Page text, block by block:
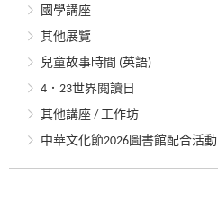
國學講座
其他展覽
兒童故事時間 (英語)
4．23世界閱讀日
其他講座 / 工作坊
中華文化節2026圖書館配合活動